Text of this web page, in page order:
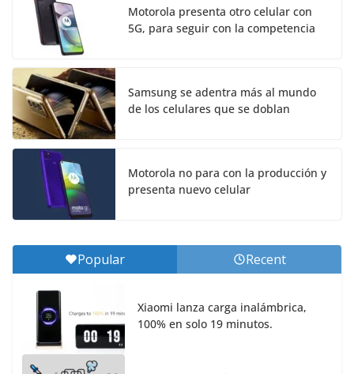
Motorola presenta otro celular con
5G, para seguir con la competencia
Samsung se adentra más al mundo
de los celulares que se doblan
Motorola no para con la producción y
presenta nuevo celular
Popular Recent
Xiaomi lanza carga inalámbrica,
100% en solo 19 minutos.